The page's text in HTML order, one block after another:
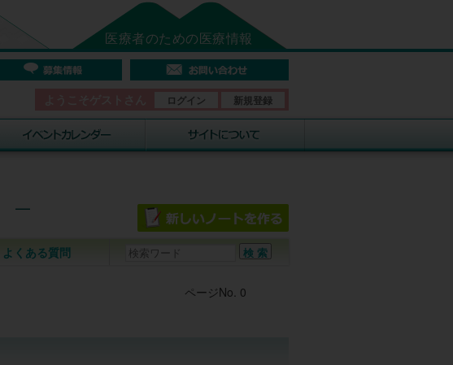
医療者のための医療情報
ログイン 新規登録
よくある質問
Post navigation
ページNo. 0